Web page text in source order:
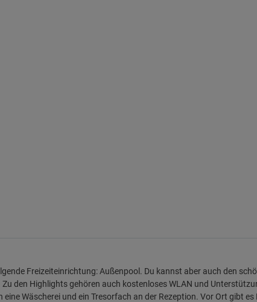
Freizeiteinrichtung: Außenpool. Du kannst aber auch den
Zu den Highlights gehören auch kostenloses WLAN und
eine Wäscherei und ein Tresorfach an der Rezeption. Vor Ort gibt